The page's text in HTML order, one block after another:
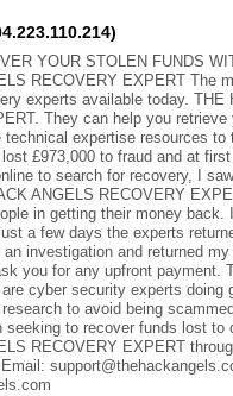
YOUR STOLEN FUNDS
RECOVERY EXPERT The
experts available today. THE
They can help you
expertise resources to
£973,000 to fraud and at
to search for recovery, I
ANGELS RECOVERY
in getting their money back.
a few days the experts
investigation and returned
you for any upfront payment.
cyber security experts doing
to avoid being
seeking to recover funds lost to
RECOVERY EXPERT